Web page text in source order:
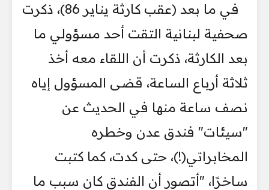
في ما بعد (عقب كارثة يناير 86)، ذكرت
صحفية لبنانية التقت أحد مسؤولي ما
بعد الكارثة، ذكرت أن اللقاء معه أخذ
ثلاثة أرباع الساعة، قضى المسؤول إياه
نصف ساعة منها في الحديث عن
"سيئات" فندق عدن وخطره
المخابراتي(!)، حتى كدت، كما كتبت
ساخرًا، "أتصور أن الفندق كان سبب ما